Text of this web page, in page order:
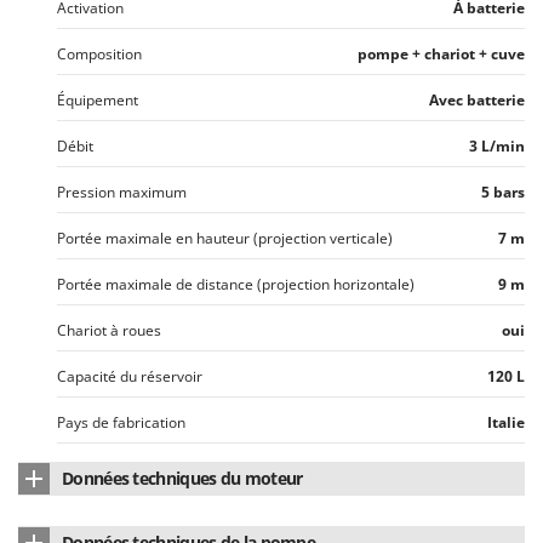
Oriental Koshin
Outdoorchef
Palazzetti
Palumbo Pavi
Partisani
Paterlini
Philips
Pramac
Prismafood
Rato
Reber
Activation À batterie
Composition pompe + chariot + cuve
Équipement Avec batterie
Débit 3 L/min
Pression maximum 5 bars
Portée maximale en hauteur (projection verticale) 7 m
Portée maximale de distance (projection horizontale) 9 m
Chariot à roues oui
Capacité du réservoir 120 L
Pays de fabrication Italie
Données techniques du moteur